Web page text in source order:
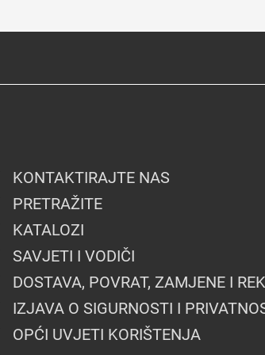
KONTAKTIRAJTE NAS
PRETRAŽITE
KATALOZI
SAVJETI I VODIČI
DOSTAVA, POVRAT, ZAMJENE I
IZJAVA O SIGURNOSTI I
OPĆI UVJETI KORIŠTENJA